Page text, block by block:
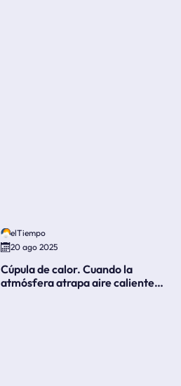
elTiempo
20 ago 2025
Cúpula de calor. Cuando la
atmósfera atrapa aire caliente